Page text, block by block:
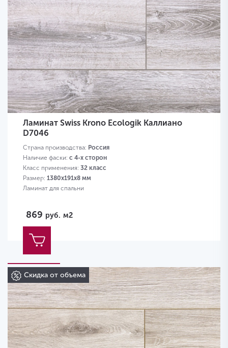
Ламинат Swiss Krono Ecologik Каллиано
D7046
Страна производства: Россия
Наличие фаски: с 4-х сторон
Класс применения: 32 класс
Размер: 1380х191х8 мм
Ламинат для спальни
869 руб. м2
Скидка от объема